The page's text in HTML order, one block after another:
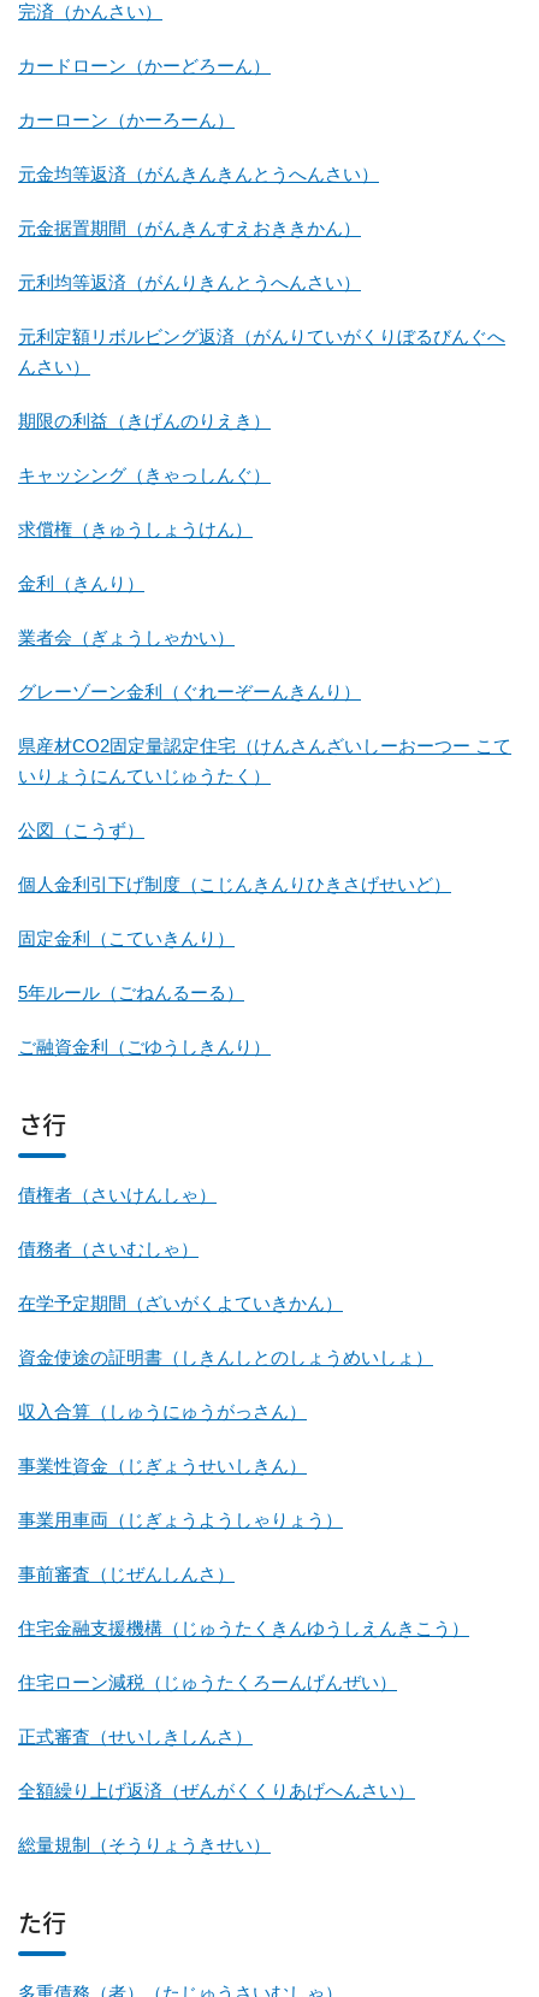
完済（かんさい）
カードローン（かーどろーん）
カーローン（かーろーん）
元金均等返済（がんきんきんとうへんさい）
元金据置期間（がんきんすえおききかん）
元利均等返済（がんりきんとうへんさい）
元利定額リボルビング返済（がんりていがくりぼるびんぐへ
んさい）
期限の利益（きげんのりえき）
キャッシング（きゃっしんぐ）
求償権（きゅうしょうけん）
金利（きんり）
業者会（ぎょうしゃかい）
グレーゾーン金利（ぐれーぞーんきんり）
県産材CO2固定量認定住宅（けんさんざいしーおーつー こて
いりょうにんていじゅうたく）
公図（こうず）
個人金利引下げ制度（こじんきんりひきさげせいど）
固定金利（こていきんり）
5年ルール（ごねんるーる）
ご融資金利（ごゆうしきんり）
さ行
債権者（さいけんしゃ）
債務者（さいむしゃ）
在学予定期間（ざいがくよていきかん）
資金使途の証明書（しきんしとのしょうめいしょ）
収入合算（しゅうにゅうがっさん）
事業性資金（じぎょうせいしきん）
事業用車両（じぎょうようしゃりょう）
事前審査（じぜんしんさ）
住宅金融支援機構（じゅうたくきんゆうしえんきこう）
住宅ローン減税（じゅうたくろーんげんぜい）
正式審査（せいしきしんさ）
全額繰り上げ返済（ぜんがくくりあげへんさい）
総量規制（そうりょうきせい）
た行
多重債務（者）（たじゅうさいむしゃ）